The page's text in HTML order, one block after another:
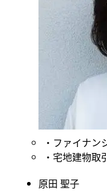
ファイナン
宅地建物取
原田 聖子